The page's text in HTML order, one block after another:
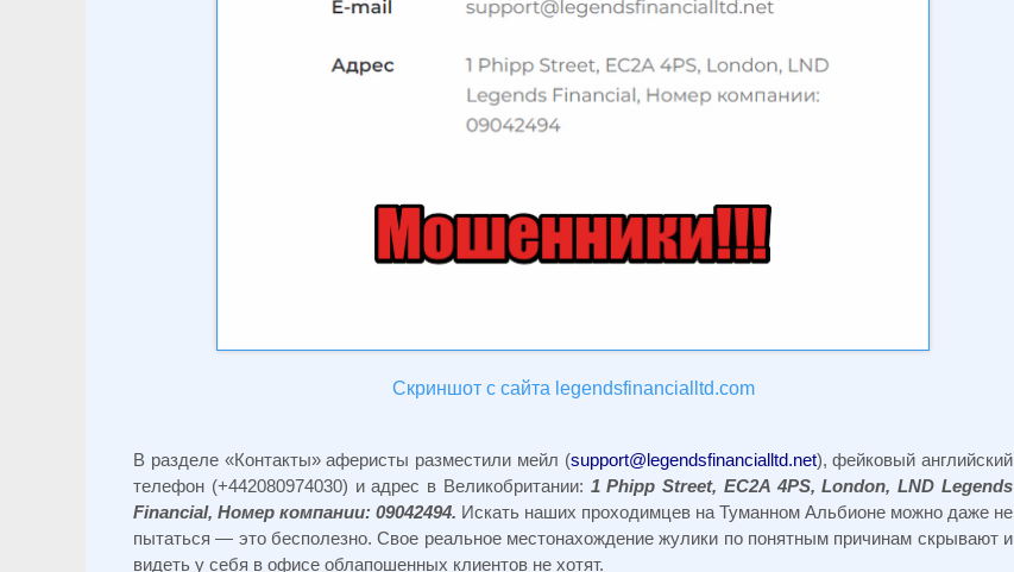
Скриншот с сайта legendsfinancialltd.com
В разделе «Контакты» аферисты разместили мейл (support@legendsfinancialltd.net), фейковый английский
телефон (+442080974030) и адрес в Великобритании: 1 Phipp Street, EC2A 4PS, London, LND Legends
Financial, Номер компании: 09042494. Искать наших проходимцев на Туманном Альбионе можно даже не
пытаться — это бесполезно. Свое реальное местонахождение жулики по понятным причинам скрывают и
видеть у себя в офисе облапошенных клиентов не хотят.